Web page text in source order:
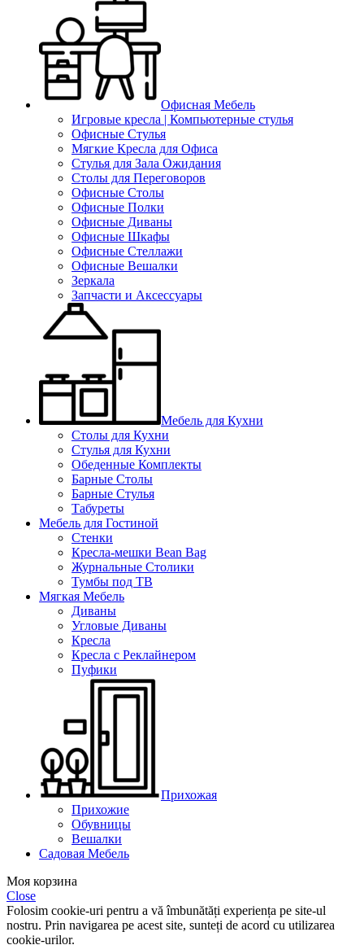
Офисная Мебель
Игровые кресла | Компьютерные стулья
Офисные Стулья
Мягкие Кресла для Офиса
Стулья для Зала Ожидания
Столы для Переговоров
Офисные Столы
Офисные Полки
Офисные Диваны
Офисные Шкафы
Офисные Стеллажи
Офисные Вешалки
Зеркала
Запчасти и Аксессуары
Мебель для Кухни
Столы для Кухни
Стулья для Кухни
Обеденные Комплекты
Барные Столы
Барные Стулья
Табуреты
Мебель для Гостиной
Стенки
Кресла-мешки Bean Bag
Журнальные Столики
Тумбы под ТВ
Мягкая Мебель
Диваны
Угловые Диваны
Кресла
Кресла с Реклайнером
Пуфики
Прихожая
Прихожие
Обувницы
Вешалки
Садовая Мебель
Моя корзина
Close
Folosim cookie-uri pentru a vă îmbunătăți experiența pe site-ul
nostru. Prin navigarea pe acest site, sunteți de acord cu utilizarea
cookie-urilor.